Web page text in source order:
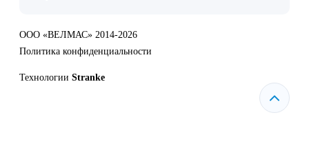
ООО «ВЕЛМАС» 2014-2026
Политика конфиденциальности
Технологии Stranke